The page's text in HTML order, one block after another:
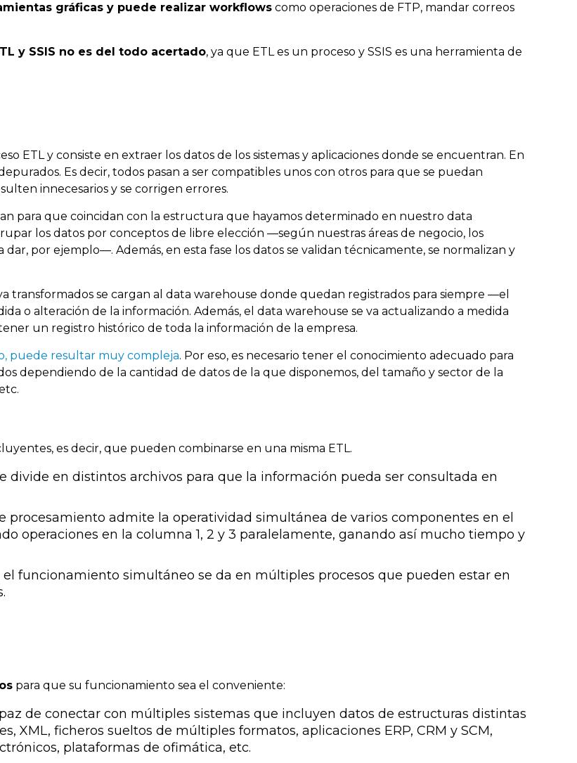
gráficas y puede realizar workflows como operaciones de FTP, mandar correos
y SSIS no es del todo acertado, ya que ETL es un proceso y SSIS es una herramienta de
ETL y consiste en extraer los datos de los sistemas y aplicaciones donde se encuentran. En
Es decir, todos pasan a ser compatibles unos con otros para que se puedan
innecesarios y se corrigen errores.
para que coincidan con la estructura que hayamos determinado en nuestro data
los datos por conceptos de libre elección —según nuestras áreas de negocio, los
por ejemplo—. Además, en esta fase los datos se validan técnicamente, se normalizan y
transformados se cargan al data warehouse donde quedan registrados para siempre —el
o alteración de la información. Además, el data warehouse se va actualizando a medida
un registro histórico de toda la información de la empresa.
puede resultar muy compleja. Por eso, es necesario tener el conocimiento adecuado para
dependiendo de la cantidad de datos de la que disponemos, del tamaño y sector de la
es decir, que pueden combinarse en una misma ETL.
divide en distintos archivos para que la información pueda ser consultada en
procesamiento admite la operatividad simultánea de varios componentes en el
operaciones en la columna 1, 2 y 3 paralelamente, ganando así mucho tiempo y
el funcionamiento simultáneo se da en múltiples procesos que pueden estar en
para que su funcionamiento sea el conveniente:
de conectar con múltiples sistemas que incluyen datos de estructuras distintas
XML, ficheros sueltos de múltiples formatos, aplicaciones ERP, CRM y SCM,
plataformas de ofimática, etc.